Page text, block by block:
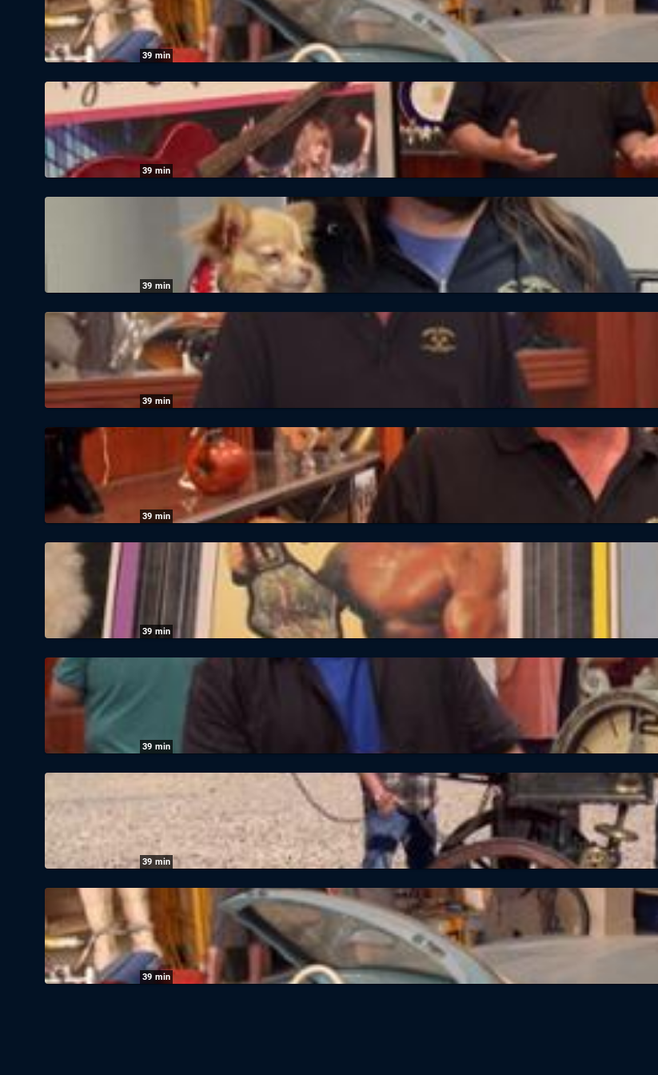
39 min
Pawn Stars - Die Drei vom Pfandhaus: Staffel 25 Folge 26 Inventar-Intervention
05.08.2026|Kabel 1
39 min
Pawn Stars - Die Drei vom Pfandhaus: Staffel 25 Folge 23 Swiftie-Hype
39 min
Pawn Stars - Die Drei vom Pfandhaus: Staffel 25 Folge 24 Pinkys kleines Universum
04.08.2026 | Kabel 1
39 min
Pawn Stars - Die Drei vom Pfandhaus: Staffel 25 Folge 21 Eddie van Halens Chucks
39 min
Pawn Stars - Die Drei vom Pfandhaus: Staffel 25 Folge 22 Dinner mit dem Champ
03.08.2026|
39 min
Pawn Stars - Die Drei vom Pfandhaus: Staffel 25 Folge 19 Der 40.000-Dollar-Hogan
31.07.2026
39 min
Pawn Stars - Die Drei vom Pfandhaus: Staffel 25 Folge 20 Die Geisteruhr
Kabel 1
39 min
Pawn Stars - Die Drei vom Pfandhaus: Staffel 25 Folge 17 Affenkult & Agenten-Tools
30.07.2026 |Kabel 1
39 min